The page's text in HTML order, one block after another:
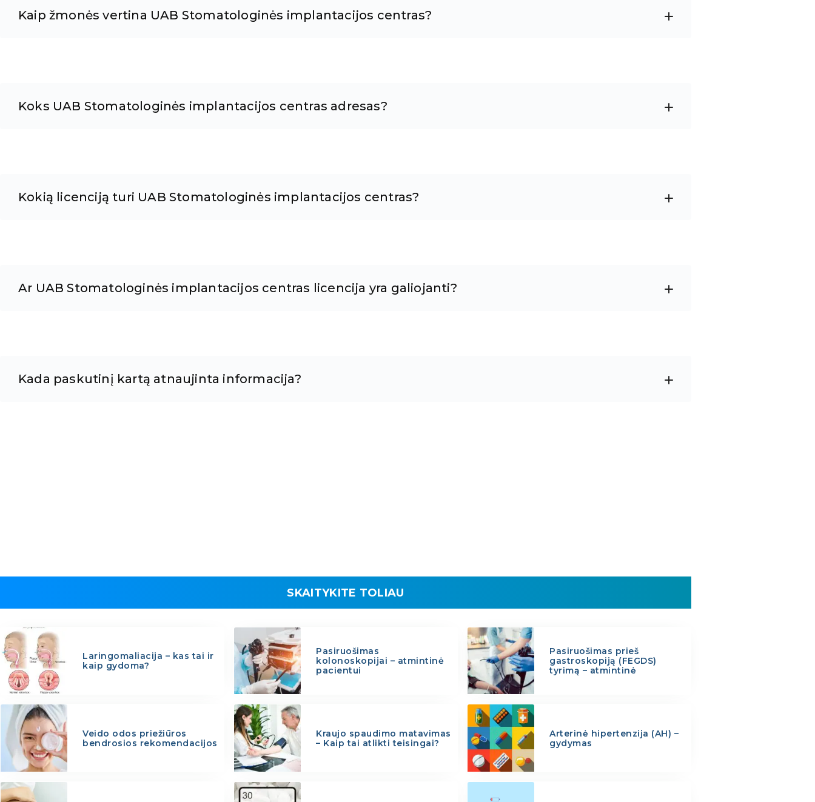
Kaip žmonės vertina UAB Stomatologinės implantacijos centras?
Koks UAB Stomatologinės implantacijos centras adresas?
Kokią licenciją turi UAB Stomatologinės implantacijos centras?
Ar UAB Stomatologinės implantacijos centras licencija yra galiojanti?
Kada paskutinį kartą atnaujinta informacija?
SKAITYKITE TOLIAU
Laringomaliacija – kas tai ir
kaip gydoma?
Pasiruošimas
kolonoskopijai – atmintinė
pacientui
Pasiruošimas prieš
gastroskopiją (FEGDS)
tyrimą – atmintinė
Veido odos priežiūros
bendrosios rekomendacijos
Kraujo spaudimo matavimas
– Kaip tai atlikti teisingai?
Arterinė hipertenzija (AH) –
gydymas